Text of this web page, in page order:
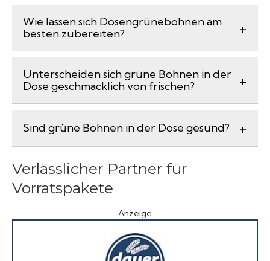
Wie lassen sich Dosengrünebohnen am
besten zubereiten?
Unterscheiden sich grüne Bohnen in der
Dose geschmacklich von frischen?
Sind grüne Bohnen in der Dose gesund?
Verlässlicher Partner für
Vorratspakete
Anzeige